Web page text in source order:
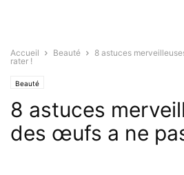
Accueil Beauté
8 astuces
rater !
Beauté
8 astuces
des œufs a ne